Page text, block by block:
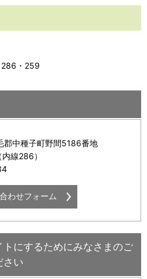
・259
中種子町野間5186番地
線286）
トにするためにみなさまのご
さい